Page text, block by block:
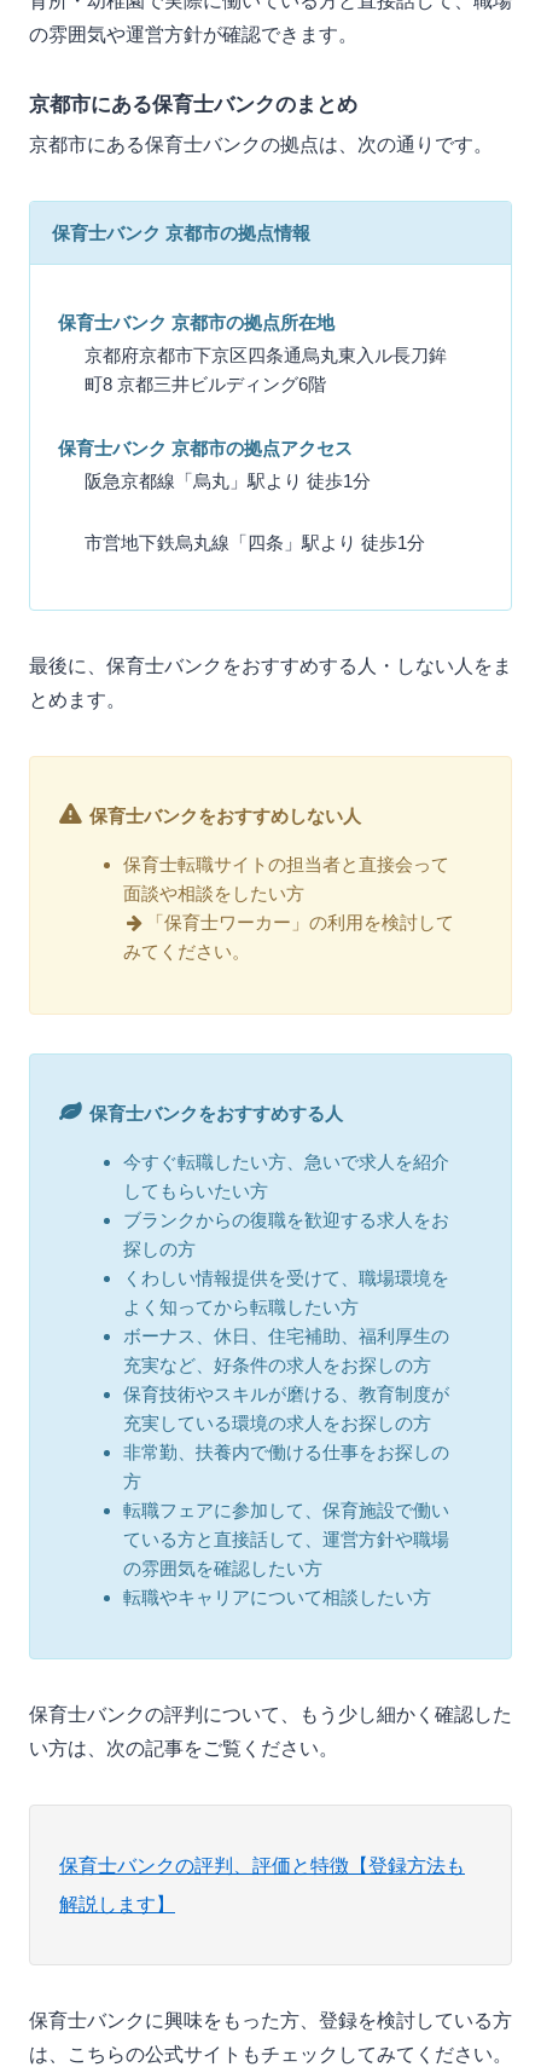
の雰囲気や運営方針が確認できます。
京都市にある保育士バンクのまとめ
京都市にある保育士バンクの拠点は、次の通りです。
保育士バンク 京都市の拠点情報
保育士バンク 京都市の拠点所在地
京都府京都市下京区四条通烏丸東入ル長刀鉾
町8 京都三井ビルディング6階
保育士バンク 京都市の拠点アクセス
阪急京都線「烏丸」駅より 徒歩1分
市営地下鉄烏丸線「四条」駅より 徒歩1分
最後に、保育士バンクをおすすめする人・しない人をま
とめます。
保育士バンクをおすすめしない人
保育士転職サイトの担当者と直接会って
面談や相談をしたい方
「保育士ワーカー」の利用を検討して
みてください。
保育士バンクをおすすめする人
今すぐ転職したい方、急いで求人を紹介
してもらいたい方
ブランクからの復職を歓迎する求人をお
探しの方
くわしい情報提供を受けて、職場環境を
よく知ってから転職したい方
ボーナス、休日、住宅補助、福利厚生の
充実など、好条件の求人をお探しの方
保育技術やスキルが磨ける、教育制度が
充実している環境の求人をお探しの方
非常勤、扶養内で働ける仕事をお探しの
方
転職フェアに参加して、保育施設で働い
ている方と直接話して、運営方針や職場
の雰囲気を確認したい方
転職やキャリアについて相談したい方
保育士バンクの評判について、もう少し細かく確認した
い方は、次の記事をご覧ください。
保育士バンクの評判、評価と特徴【登録方法も
解説します】
保育士バンクに興味をもった方、登録を検討している方
は、こちらの公式サイトもチェックしてみてください。